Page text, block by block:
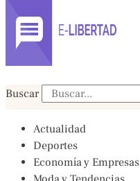
Buscar
Actualidad
Deportes
Economía y Empresas